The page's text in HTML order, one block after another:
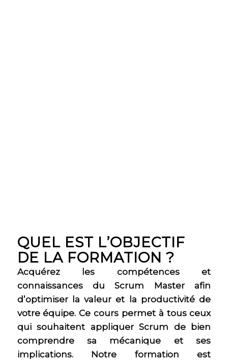
QUEL EST L’OBJECTIF
DE LA FORMATION ?
Acquérez les compétences et
connaissances du Scrum Master afin
d’optimiser la valeur et la productivité de
votre équipe. Ce cours permet à tous ceux
qui souhaitent appliquer Scrum de bien
comprendre sa mécanique et ses
implications. Notre formation est